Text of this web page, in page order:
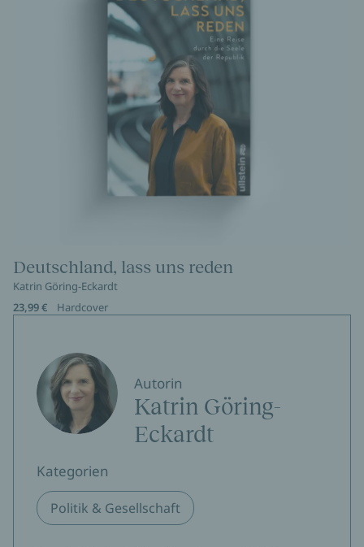
Deutschland, lass uns reden
Katrin Göring-Eckardt
23,99 €
Hardcover
Autorin
Katrin Göring-
Eckardt
Kategorien
Politik & Gesellschaft